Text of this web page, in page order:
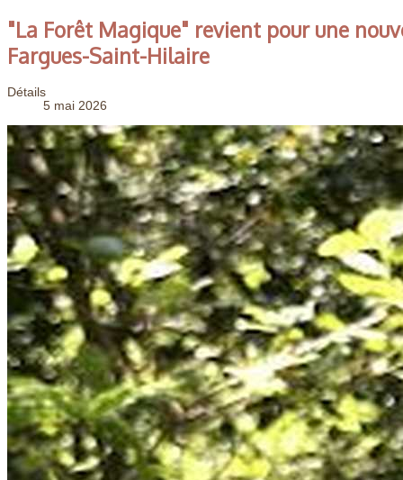
"La Forêt Magique" revient pour une
Fargues-Saint-Hilaire
Détails
5 mai 2026